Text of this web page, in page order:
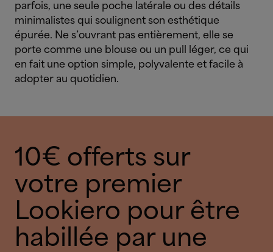
parfois, une seule poche latérale ou des détails
minimalistes qui soulignent son esthétique
épurée. Ne s’ouvrant pas entièrement, elle se
porte comme une blouse ou un pull léger, ce qui
en fait une option simple, polyvalente et facile à
adopter au quotidien.
10€ offerts sur
votre premier
Lookiero pour être
habillée par une